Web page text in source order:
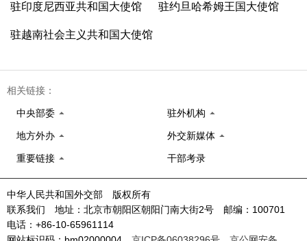
驻印度尼西亚共和国大使馆 驻约旦哈希姆王国大使馆
驻越南社会主义共和国大使馆
相关链接：
中央部委 驻外机构
地方外办 外交新媒体
重要链接 干部考录
中华人民共和国外交部 版权所有
联系我们 地址：北京市朝阳区朝阳门南大街2号 邮编：100701
电话：+86-10-65961114